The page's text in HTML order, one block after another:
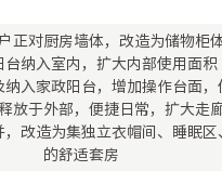
正对厨房墙体，改造为储物柜
台纳入室内，扩大内部使用面积
纳入家政阳台，增加操作台面，
放于外部，便捷日常，扩大走
，改造为集独立衣帽间、睡眠区
的舒适套房